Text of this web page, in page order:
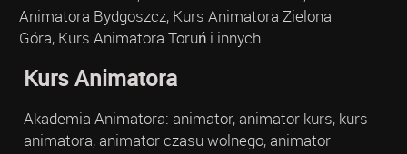
Animatora Bydgoszcz, Kurs Animatora Zielona
Góra, Kurs Animatora Toruń i innych.
Kurs Animatora
Akademia Animatora: animator, animator kurs, kurs
animatora, animator czasu wolnego, animator